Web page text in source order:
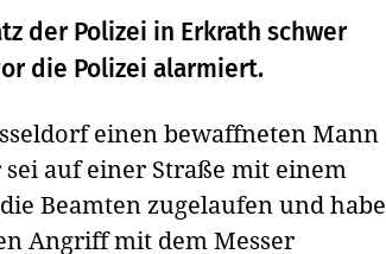
der Polizei in Erkrath schwer
die Polizei alarmiert.
einen bewaffneten Mann
auf einer Straße mit einem
Beamten zugelaufen und habe
Angriff mit dem Messer